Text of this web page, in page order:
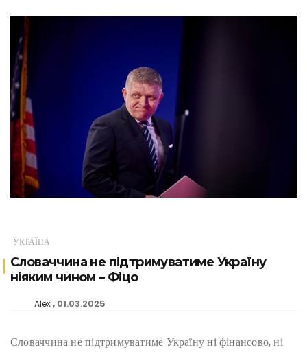
УКРАЇНА
Словаччина не підтримуватиме Україну
ніяким чином – Фіцо
Alex 01.03.2025
Словаччина не підтримуватиме Україну ні фінансово, ні